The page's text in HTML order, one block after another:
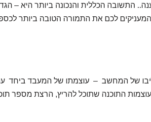
התשובה הכללית והנכונה ביותר היא –
לכם את התמורה הטובה ביותר
התוכנה שתוכל להריץ, הרצת מספר